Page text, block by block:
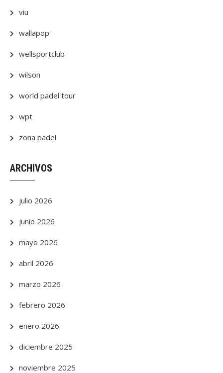
viu
wallapop
wellsportclub
wilson
world padel tour
wpt
zona padel
ARCHIVOS
julio 2026
junio 2026
mayo 2026
abril 2026
marzo 2026
febrero 2026
enero 2026
diciembre 2025
noviembre 2025